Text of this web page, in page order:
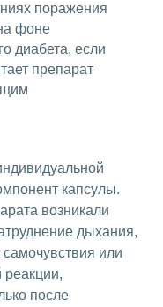
поражения
фоне
диабета, если
препарат
капсулы.
возникали
дыхания,
или
реакции,
после